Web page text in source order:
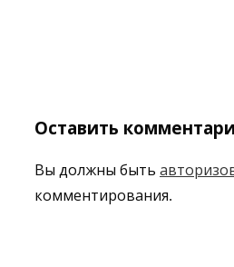
Оставить
Вы должны быть
комментирования.